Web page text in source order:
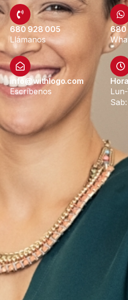
680 928 005
Llámanos
680
info@withlogo.com
Escríbenos